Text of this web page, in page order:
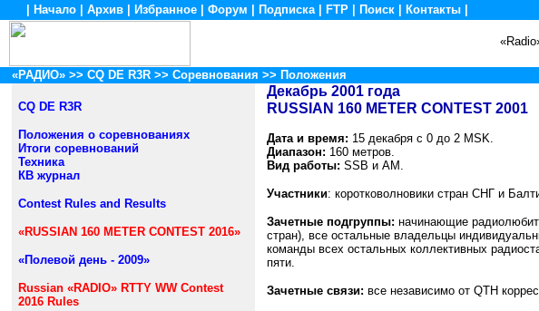
Начало Архив Избранное Форум Подписка| FTP Поиск Контакты
«РАДИО» >> CQ DE R3R >> Соревнования >> Положения
CQ DE R3R
Положения о соревнованиях
Итоги соревнований
Техника
КВ журнал
Contest Rules and Results
«RUSSIAN 160 METER CONTEST 2016»
«Полевой день - 2009»
Russian «RADIO» RTTY WW Contest
2016 Rules
Декабрь 2001 года
RUSSIAN 160 METER CONTEST 2001
Дата и время: 15 декабря с 0 до 2 MSK.
Диапазон: 160 метров.
Вид работы: SSB и АМ.
Участники: коротковолновики стран СНГ и
Зачетные подгруппы: начинающие
стран), все остальные владельцы
команды всех остальных коллективных
пяти.
Зачетные связи: все независимо от QTH